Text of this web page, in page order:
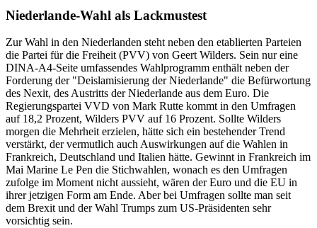
Niederlande-Wahl als Lackmustest
Zur Wahl in den Niederlanden steht neben den etablierten Parteien
die Partei für die Freiheit (PVV) von Geert Wilders. Sein nur eine
DINA-A4-Seite umfassendes Wahlprogramm enthält neben der
Forderung der "Deislamisierung der Niederlande" die Befürwortung
des Nexit, des Austritts der Niederlande aus dem Euro. Die
Regierungspartei VVD von Mark Rutte kommt in den Umfragen
auf 18,2 Prozent, Wilders PVV auf 16 Prozent. Sollte Wilders
morgen die Mehrheit erzielen, hätte sich ein bestehender Trend
verstärkt, der vermutlich auch Auswirkungen auf die Wahlen in
Frankreich, Deutschland und Italien hätte. Gewinnt in Frankreich im
Mai Marine Le Pen die Stichwahlen, wonach es den Umfragen
zufolge im Moment nicht aussieht, wären der Euro und die EU in
ihrer jetzigen Form am Ende. Aber bei Umfragen sollte man seit
dem Brexit und der Wahl Trumps zum US-Präsidenten sehr
vorsichtig sein.